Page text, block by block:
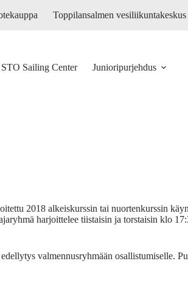
Toppilansalmen vesiliikuntakeskus
STO Sailing Center Junioripurjehdus
2018 alkeiskurssin tai nuortenkurssin
harjoittelee tiistaisin ja torstaisin klo
valmennusryhmään osallistumiselle.